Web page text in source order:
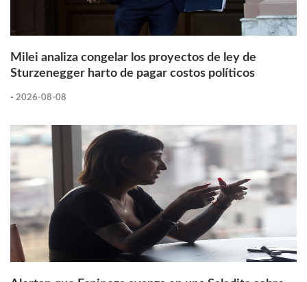
Milei analiza congelar los proyectos de ley de
Sturzenegger harto de pagar costos políticos
- 2026-08-08